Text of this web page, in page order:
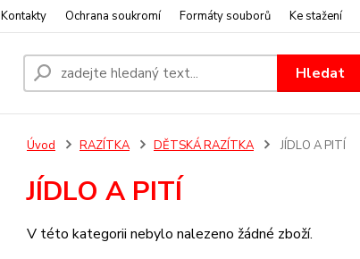
Kontakty Ochrana soukromí Formáty souborů Ke stažení
Hledat
Úvod RAZÍTKA DĚTSKÁ RAZÍTKA JÍDLO A PITÍ
JÍDLO A PITÍ
V této kategorii nebylo nalezeno žádné zboží.